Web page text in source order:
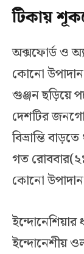
টিকায়
অক্সফোর্ড ও
কোনো উপাদান
গুঞ্জন ছড়িয়ে
দেশটির
বিভ্রান্তি
গত
কোনো উপাদান
ইন্দোনেশিয়ার
ইন্দোনেশীয়